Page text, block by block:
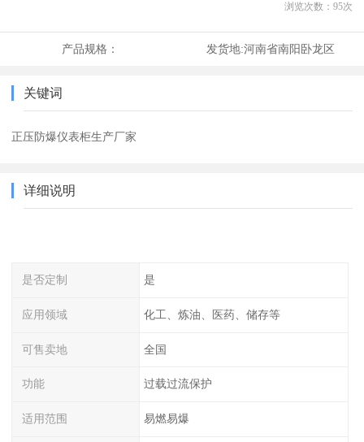
浏览次数： 95次
产品规格： 发货地:河南省南阳卧龙区
关键词
正压防爆仪表柜生产厂家
详细说明
是否定制 是
应用领域 化工、炼油、医药、储存等
可售卖地 全国
功能 过载过流保护
适用范围 易燃易爆